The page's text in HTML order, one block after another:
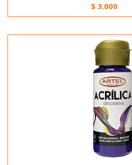
$ 3.000